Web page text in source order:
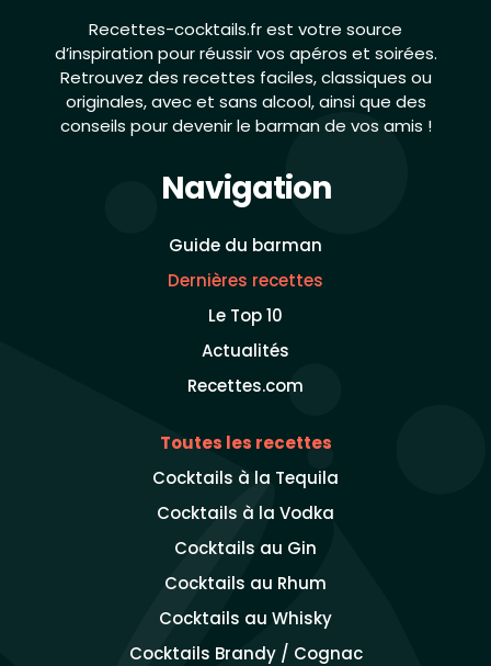
Recettes-cocktails.fr est votre source
d’inspiration pour réussir vos apéros et soirées.
Retrouvez des recettes faciles, classiques ou
originales, avec et sans alcool, ainsi que des
conseils pour devenir le barman de vos amis !
Navigation
Guide du barman
Dernières recettes
Le Top 10
Actualités
Recettes.com
Toutes les recettes
Cocktails à la Tequila
Cocktails à la Vodka
Cocktails au Gin
Cocktails au Rhum
Cocktails au Whisky
Cocktails Brandy / Cognac